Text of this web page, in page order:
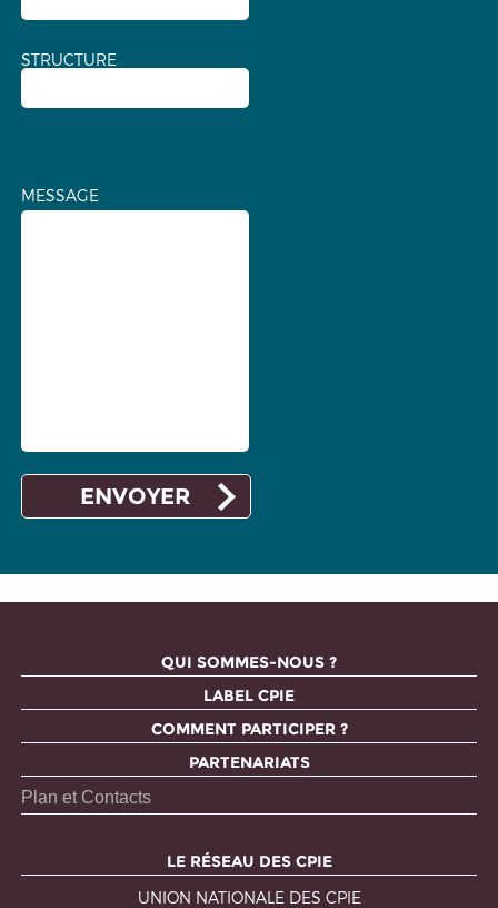
STRUCTURE
MESSAGE
QUI SOMMES-NOUS ?
LABEL CPIE
COMMENT PARTICIPER ?
PARTENARIATS
Plan et Contacts
LE RÉSEAU DES CPIE
UNION NATIONALE DES CPIE